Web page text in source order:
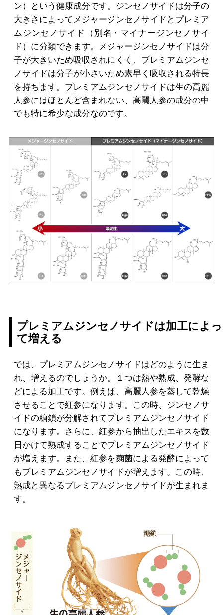
ン）という健康成分です。ジンセノサイドは分子の
大きさによってメジャージンセノサイドとプレミア
ムジンセノサイド（別名・マイナージンセノサイ
ド）に分類できます。メジャージンセノサイドは分
子が大きいため吸収されにくく、プレミアムジンセ
ノサイドは分子が小さいため素早く吸収される特長
を持ちます。プレミアムジンセノサイドは生の高麗
人参にはほとんど含まれない、高麗人参の成分の中
でも特に希少な成分なのです。
プレミアムジンセノサイドは加工によっ
て増える
では、プレミアムジンセノサイドはどのように生ま
れ、増えるのでしょうか。１つは熱や熟成、発酵な
どによる加工です。例えば、高麗人参を蒸して乾燥
させることで紅参になります。この時、ジンセノサ
イドの糖鎖が分解されてプレミアムジンセノサイド
になります。さらに、紅参から抽出したエキスを数
日かけて熟成することでプレミアムジンセノサイド
が増えます。また、紅参を麹菌による発酵によって
もプレミアムジンセノサイドが増えます。この時、
熟成と異なるプレミアムジンセノサイドが生まれま
す。